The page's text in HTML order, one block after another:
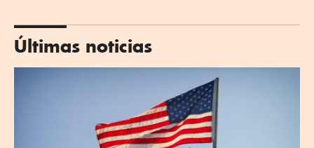
Últimas noticias